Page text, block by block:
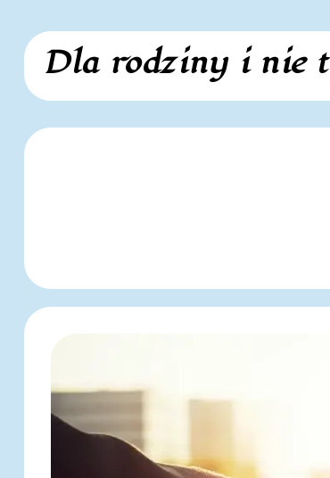
content
Dla rodziny i nie